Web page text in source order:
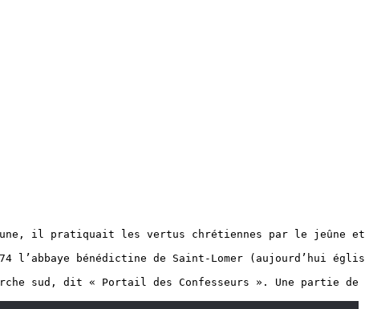
il pratiquait les vertus chrétiennes par le jeûne
bénédictine de Saint-Lomer
sud, dit « Portail des Confesseurs ». Une partie